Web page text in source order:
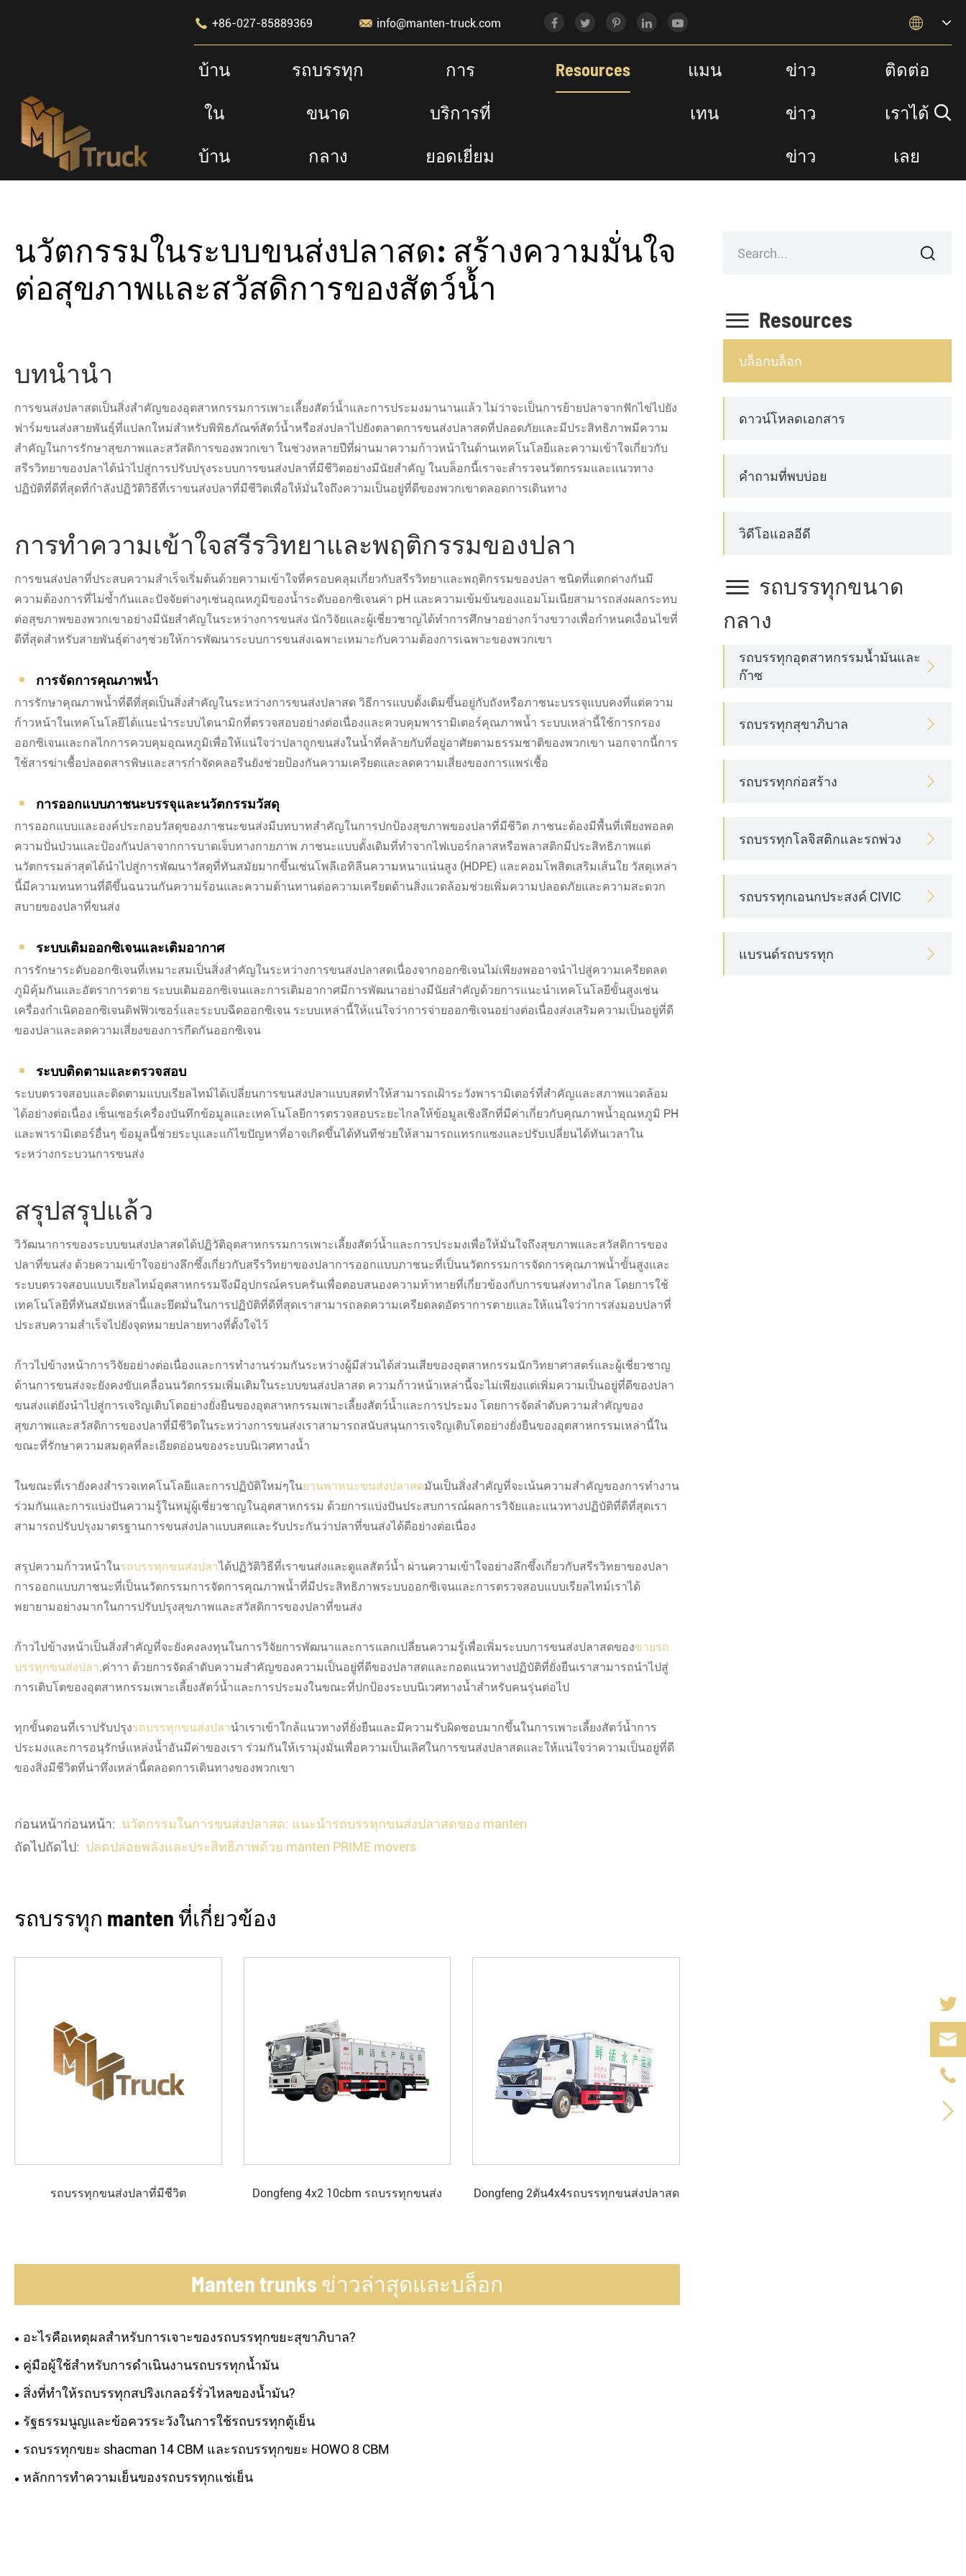
 +86-027-85889369  info@manten-truck.com 
บ้าน
ใน
บ้าน
รถบรรทุก
ขนาด
กลาง
การ
บริการที่
ยอดเยี่ยม
Resources แมน
เทน
ข่าว
ข่าว
ข่าว
ติดต่อ
เราได้
เลย

บ้านในบ้าน บล็อกบล็อก นวัตกรรมในระบบขนส่งปลาสด: สร้างความมั่นใจต่อสุขภาพและสวัสดิการของสัตว์น้ำ
นวัตกรรมในระบบขนส่งปลาสด: สร้างความมั่นใจ
ต่อสุขภาพและสวัสดิการของสัตว์น้ำ
บทนำนำ
การขนส่งปลาสดเป็นสิ่งสำคัญของอุตสาหกรรมการเพาะเลี้ยงสัตว์น้ำและการประมงมานานแล้ว ไม่ว่าจะเป็นการย้ายปลาจากฟักไข่ไปยัง
ฟาร์มขนส่งสายพันธุ์ที่แปลกใหม่สำหรับพิพิธภัณฑ์สัตว์น้ำหรือส่งปลาไปยังตลาดการขนส่งปลาสดที่ปลอดภัยและมีประสิทธิภาพมีความ
สำคัญในการรักษาสุขภาพและสวัสดิการของพวกเขา ในช่วงหลายปีที่ผ่านมาความก้าวหน้าในด้านเทคโนโลยีและความเข้าใจเกี่ยวกับ
สรีรวิทยาของปลาได้นำไปสู่การปรับปรุงระบบการขนส่งปลาที่มีชีวิตอย่างมีนัยสำคัญ ในบล็อกนี้เราจะสำรวจนวัตกรรมและแนวทาง
ปฏิบัติที่ดีที่สุดที่กำลังปฏิวัติวิธีที่เราขนส่งปลาที่มีชีวิตเพื่อให้มั่นใจถึงความเป็นอยู่ที่ดีของพวกเขาตลอดการเดินทาง
การทำความเข้าใจสรีรวิทยาและพฤติกรรมของปลา
การขนส่งปลาที่ประสบความสำเร็จเริ่มต้นด้วยความเข้าใจที่ครอบคลุมเกี่ยวกับสรีรวิทยาและพฤติกรรมของปลา ชนิดที่แตกต่างกันมี
ความต้องการที่ไม่ซ้ำกันและปัจจัยต่างๆเช่นอุณหภูมิของน้ำระดับออกซิเจนค่า pH และความเข้มข้นของแอมโมเนียสามารถส่งผลกระทบ
ต่อสุขภาพของพวกเขาอย่างมีนัยสำคัญในระหว่างการขนส่ง นักวิจัยและผู้เชี่ยวชาญได้ทำการศึกษาอย่างกว้างขวางเพื่อกำหนดเงื่อนไขที่
ดีที่สุดสำหรับสายพันธุ์ต่างๆช่วยให้การพัฒนาระบบการขนส่งเฉพาะเหมาะกับความต้องการเฉพาะของพวกเขา
การจัดการคุณภาพน้ำ
การรักษาคุณภาพน้ำที่ดีที่สุดเป็นสิ่งสำคัญในระหว่างการขนส่งปลาสด วิธีการแบบดั้งเดิมขึ้นอยู่กับถังหรือภาชนะบรรจุแบบคงที่แต่ความ
ก้าวหน้าในเทคโนโลยีได้แนะนำระบบไดนามิกที่ตรวจสอบอย่างต่อเนื่องและควบคุมพารามิเตอร์คุณภาพน้ำ ระบบเหล่านี้ใช้การกรอง
ออกซิเจนและกลไกการควบคุมอุณหภูมิเพื่อให้แน่ใจว่าปลาถูกขนส่งในน้ำที่คล้ายกับที่อยู่อาศัยตามธรรมชาติของพวกเขา นอกจากนี้การ
ใช้สารฆ่าเชื้อปลอดสารพิษและสารกำจัดคลอรีนยังช่วยป้องกันความเครียดและลดความเสี่ยงของการแพร่เชื้อ
การออกแบบภาชนะบรรจุและนวัตกรรมวัสดุ
การออกแบบและองค์ประกอบวัสดุของภาชนะขนส่งมีบทบาทสำคัญในการปกป้องสุขภาพของปลาที่มีชีวิต ภาชนะต้องมีพื้นที่เพียงพอลด
ความปั่นป่วนและป้องกันปลาจากการบาดเจ็บทางกายภาพ ภาชนะแบบดั้งเดิมที่ทำจากไฟเบอร์กลาสหรือพลาสติกมีประสิทธิภาพแต่
นวัตกรรมล่าสุดได้นำไปสู่การพัฒนาวัสดุที่ทันสมัยมากขึ้นเช่นโพลีเอทิลีนความหนาแน่นสูง (HDPE) และคอมโพสิตเสริมเส้นใย วัสดุเหล่า
นี้มีความทนทานที่ดีขึ้นฉนวนกันความร้อนและความต้านทานต่อความเครียดด้านสิ่งแวดล้อมช่วยเพิ่มความปลอดภัยและความสะดวก
สบายของปลาที่ขนส่ง
ระบบเติมออกซิเจนและเติมอากาศ
การรักษาระดับออกซิเจนที่เหมาะสมเป็นสิ่งสำคัญในระหว่างการขนส่งปลาสดเนื่องจากออกซิเจนไม่เพียงพออาจนำไปสู่ความเครียดลด
ภูมิคุ้มกันและอัตราการตาย ระบบเติมออกซิเจนและการเติมอากาศมีการพัฒนาอย่างมีนัยสำคัญด้วยการแนะนำเทคโนโลยีขั้นสูงเช่น
เครื่องกำเนิดออกซิเจนดิฟฟิวเซอร์และระบบฉีดออกซิเจน ระบบเหล่านี้ให้แน่ใจว่าการจ่ายออกซิเจนอย่างต่อเนื่องส่งเสริมความเป็นอยู่ที่ดี
ของปลาและลดความเสี่ยงของการกีดกันออกซิเจน
ระบบติดตามและตรวจสอบ
ระบบตรวจสอบและติดตามแบบเรียลไทม์ได้เปลี่ยนการขนส่งปลาแบบสดทำให้สามารถเฝ้าระวังพารามิเตอร์ที่สำคัญและสภาพแวดล้อม
ได้อย่างต่อเนื่อง เซ็นเซอร์เครื่องบันทึกข้อมูลและเทคโนโลยีการตรวจสอบระยะไกลให้ข้อมูลเชิงลึกที่มีค่าเกี่ยวกับคุณภาพน้ำอุณหภูมิ PH
และพารามิเตอร์อื่นๆ ข้อมูลนี้ช่วยระบุและแก้ไขปัญหาที่อาจเกิดขึ้นได้ทันทีช่วยให้สามารถแทรกแซงและปรับเปลี่ยนได้ทันเวลาใน
ระหว่างกระบวนการขนส่ง
สรุปสรุปแล้ว
วิวัฒนาการของระบบขนส่งปลาสดได้ปฏิวัติอุตสาหกรรมการเพาะเลี้ยงสัตว์น้ำและการประมงเพื่อให้มั่นใจถึงสุขภาพและสวัสดิการของ
ปลาที่ขนส่ง ด้วยความเข้าใจอย่างลึกซึ้งเกี่ยวกับสรีรวิทยาของปลาการออกแบบภาชนะที่เป็นนวัตกรรมการจัดการคุณภาพน้ำขั้นสูงและ
ระบบตรวจสอบแบบเรียลไทม์อุตสาหกรรมจึงมีอุปกรณ์ครบครันเพื่อตอบสนองความท้าทายที่เกี่ยวข้องกับการขนส่งทางไกล โดยการใช้
เทคโนโลยีที่ทันสมัยเหล่านี้และยึดมั่นในการปฏิบัติที่ดีที่สุดเราสามารถลดความเครียดลดอัตราการตายและให้แน่ใจว่าการส่งมอบปลาที่
ประสบความสำเร็จไปยังจุดหมายปลายทางที่ตั้งใจไว้
ก้าวไปข้างหน้าการวิจัยอย่างต่อเนื่องและการทำงานร่วมกันระหว่างผู้มีส่วนได้ส่วนเสียของอุตสาหกรรมนักวิทยาศาสตร์และผู้เชี่ยวชาญ
ด้านการขนส่งจะยังคงขับเคลื่อนนวัตกรรมเพิ่มเติมในระบบขนส่งปลาสด ความก้าวหน้าเหล่านี้จะไม่เพียงแต่เพิ่มความเป็นอยู่ที่ดีของปลา
ขนส่งแต่ยังนำไปสู่การเจริญเติบโตอย่างยั่งยืนของอุตสาหกรรมเพาะเลี้ยงสัตว์น้ำและการประมง โดยการจัดลำดับความสำคัญของ
สุขภาพและสวัสดิการของปลาที่มีชีวิตในระหว่างการขนส่งเราสามารถสนับสนุนการเจริญเติบโตอย่างยั่งยืนของอุตสาหกรรมเหล่านี้ใน
ขณะที่รักษาความสมดุลที่ละเอียดอ่อนของระบบนิเวศทางน้ำ
ในขณะที่เรายังคงสำรวจเทคโนโลยีและการปฏิบัติใหม่ๆในยานพาหนะขนส่งปลาสดมันเป็นสิ่งสำคัญที่จะเน้นความสำคัญของการทำงาน
ร่วมกันและการแบ่งปันความรู้ในหมู่ผู้เชี่ยวชาญในอุตสาหกรรม ด้วยการแบ่งปันประสบการณ์ผลการวิจัยและแนวทางปฏิบัติที่ดีที่สุดเรา
สามารถปรับปรุงมาตรฐานการขนส่งปลาแบบสดและรับประกันว่าปลาที่ขนส่งได้ดีอย่างต่อเนื่อง
สรุปความก้าวหน้าในรถบรรทุกขนส่งปลาได้ปฏิวัติวิธีที่เราขนส่งและดูแลสัตว์น้ำ ผ่านความเข้าใจอย่างลึกซึ้งเกี่ยวกับสรีรวิทยาของปลา
การออกแบบภาชนะที่เป็นนวัตกรรมการจัดการคุณภาพน้ำที่มีประสิทธิภาพระบบออกซิเจนและการตรวจสอบแบบเรียลไทม์เราได้
พยายามอย่างมากในการปรับปรุงสุขภาพและสวัสดิการของปลาที่ขนส่ง
ก้าวไปข้างหน้าเป็นสิ่งสำคัญที่จะยังคงลงทุนในการวิจัยการพัฒนาและการแลกเปลี่ยนความรู้เพื่อเพิ่มระบบการขนส่งปลาสดของขายรถ
บรรทุกขนส่งปลา.ค่าาา ด้วยการจัดลำดับความสำคัญของความเป็นอยู่ที่ดีของปลาสดและกอดแนวทางปฏิบัติที่ยั่งยืนเราสามารถนำไปสู่
การเติบโตของอุตสาหกรรมเพาะเลี้ยงสัตว์น้ำและการประมงในขณะที่ปกป้องระบบนิเวศทางน้ำสำหรับคนรุ่นต่อไป
ทุกขั้นตอนที่เราปรับปรุงรถบรรทุกขนส่งปลานำเราเข้าใกล้แนวทางที่ยั่งยืนและมีความรับผิดชอบมากขึ้นในการเพาะเลี้ยงสัตว์น้ำการ
ประมงและการอนุรักษ์แหล่งน้ำอันมีค่าของเรา ร่วมกันให้เรามุ่งมั่นเพื่อความเป็นเลิศในการขนส่งปลาสดและให้แน่ใจว่าความเป็นอยู่ที่ดี
ของสิ่งมีชีวิตที่น่าทึ่งเหล่านี้ตลอดการเดินทางของพวกเขา
ก่อนหน้าก่อนหน้า: นวัตกรรมในการขนส่งปลาสด: แนะนำรถบรรทุกขนส่งปลาสดของ manten
ถัดไปถัดไป: ปลดปล่อยพลังและประสิทธิภาพด้วย manten PRIME movers
รถบรรทุก manten ที่เกี่ยวข้อง
รถบรรทุกขนส่งปลาที่มีชีวิต
Dongfeng 4x2 10cbm รถบรรทุกขนส่ง
Dongfeng 2ตัน4x4รถบรรทุกขนส่งปลาสด
Manten trunks ข่าวล่าสุดและบล็อก
อะไรคือเหตุผลสำหรับการเจาะของรถบรรทุกขยะสุขาภิบาล?
คู่มือผู้ใช้สำหรับการดำเนินงานรถบรรทุกน้ำมัน
สิ่งที่ทำให้รถบรรทุกสปริงเกลอร์รั่วไหลของน้ำมัน?
รัฐธรรมนูญและข้อควรระวังในการใช้รถบรรทุกตู้เย็น
รถบรรทุกขยะ shacman 14 CBM และรถบรรทุกขยะ HOWO 8 CBM
หลักการทำความเย็นของรถบรรทุกแช่เย็น

 Resources
บล็อกบล็อก
ดาวน์โหลดเอกสาร
คำถามที่พบบ่อย
วิดีโอแอลอีดี
 รถบรรทุกขนาด
กลาง
รถบรรทุกอุตสาหกรรมน้ำมันและ
ก๊าซ

รถบรรทุกสุขาภิบาล 
รถบรรทุกก่อสร้าง 
รถบรรทุกโลจิสติกและรถพ่วง 
รถบรรทุกเอนกประสงค์ CIVIC 
แบรนด์รถบรรทุก 


